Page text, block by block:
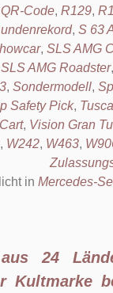
QR-Code, R129,
, S 63
, SLS AMG
SLS AMG Roadster
, Sondermodell,
Safety Pick,
, Vision Gran
, W242, W463,
in Mercedes-
24
Kultmarke